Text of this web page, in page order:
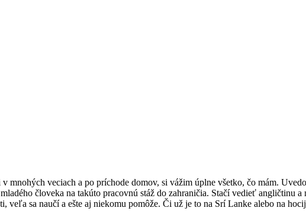
mnohých veciach a po príchode domov, si vážim úplne všetko, čo mám.
človeka na takúto pracovnú stáž do zahraničia. Stačí vedieť angličtinu
veľa sa naučí a ešte aj niekomu pomôže. Či už je to na Srí Lanke alebo na